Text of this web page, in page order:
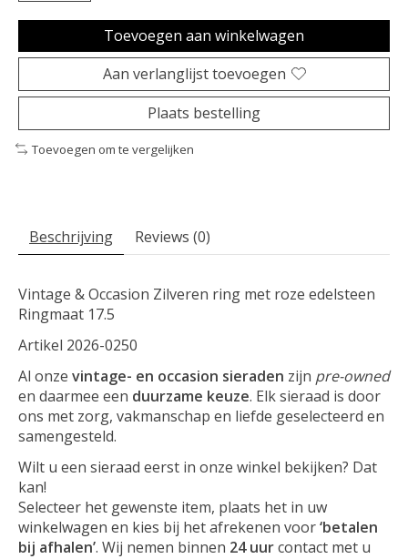
Toevoegen aan winkelwagen
Aan verlanglijst toevoegen
Plaats bestelling
Toevoegen om te vergelijken
Beschrijving Reviews (0)
Vintage & Occasion Zilveren ring met roze edelsteen
Ringmaat 17.5
Artikel 2026-0250
Al onze vintage- en occasion sieraden zijn pre-owned
en daarmee een duurzame keuze. Elk sieraad is door
ons met zorg, vakmanschap en liefde geselecteerd en
samengesteld.
Wilt u een sieraad eerst in onze winkel bekijken? Dat
kan!
Selecteer het gewenste item, plaats het in uw
winkelwagen en kies bij het afrekenen voor‘betalen
bij afhalen’. Wij nemen binnen 24 uurcontact met u